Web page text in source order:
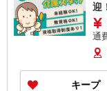
迎
通
キープ